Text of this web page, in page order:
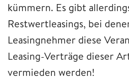
kümmern. Es gibt
Restwertleasings, bei
Leasingnehmer diese
Leasing-Verträge dieser
vermieden werden!